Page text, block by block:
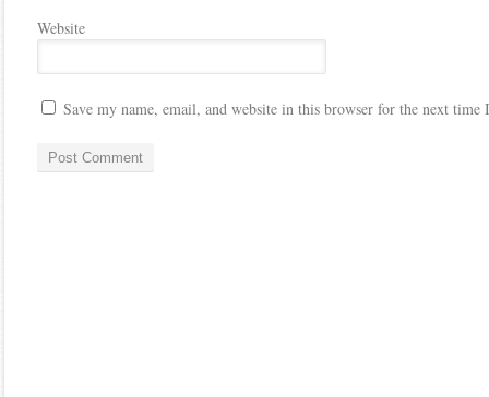
Website
Save my name, email, and website in this browser for the next time